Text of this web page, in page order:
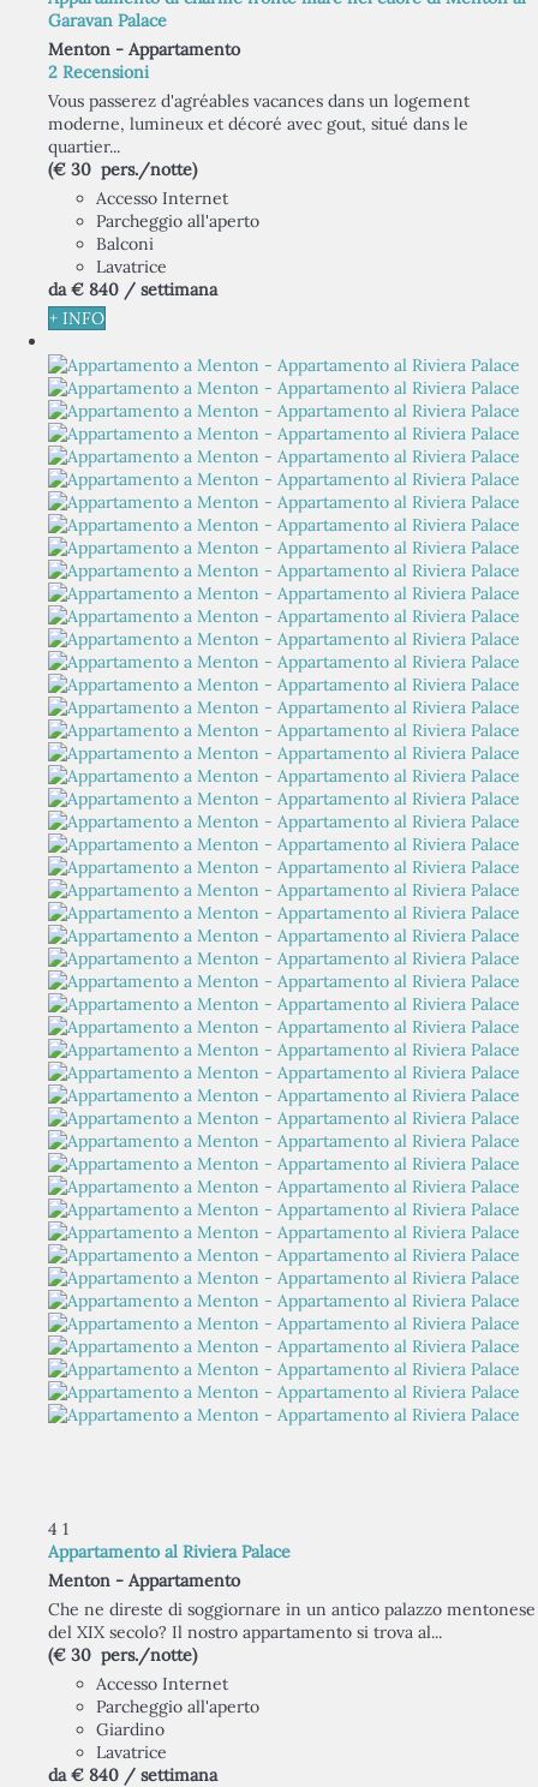
Garavan Palace
Menton - Appartamento
2 Recensioni
Vous passerez d'agréables vacances dans un logement
moderne, lumineux et décoré avec gout, situé dans le
quartier...
(€ 30 pers./notte)
Accesso Internet
Parcheggio all'aperto
Balconi
Lavatrice
da € 840 / settimana
+ INFO
4 1
Appartamento al Riviera Palace
Menton - Appartamento
Che ne direste di soggiornare in un antico palazzo mentonese
del XIX secolo? Il nostro appartamento si trova al...
(€ 30 pers./notte)
Accesso Internet
Parcheggio all'aperto
Giardino
Lavatrice
da € 840 / settimana